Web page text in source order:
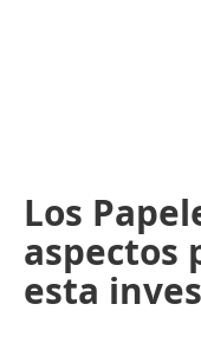
Los
aspectos
esta